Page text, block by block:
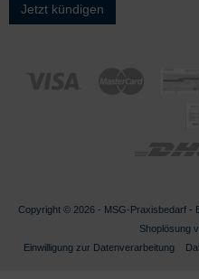
Jetzt kündigen
Copyright © 2026 - MSG-Praxisbedarf -
Shoplösung
Einwilligung zur Datenverarbeitung